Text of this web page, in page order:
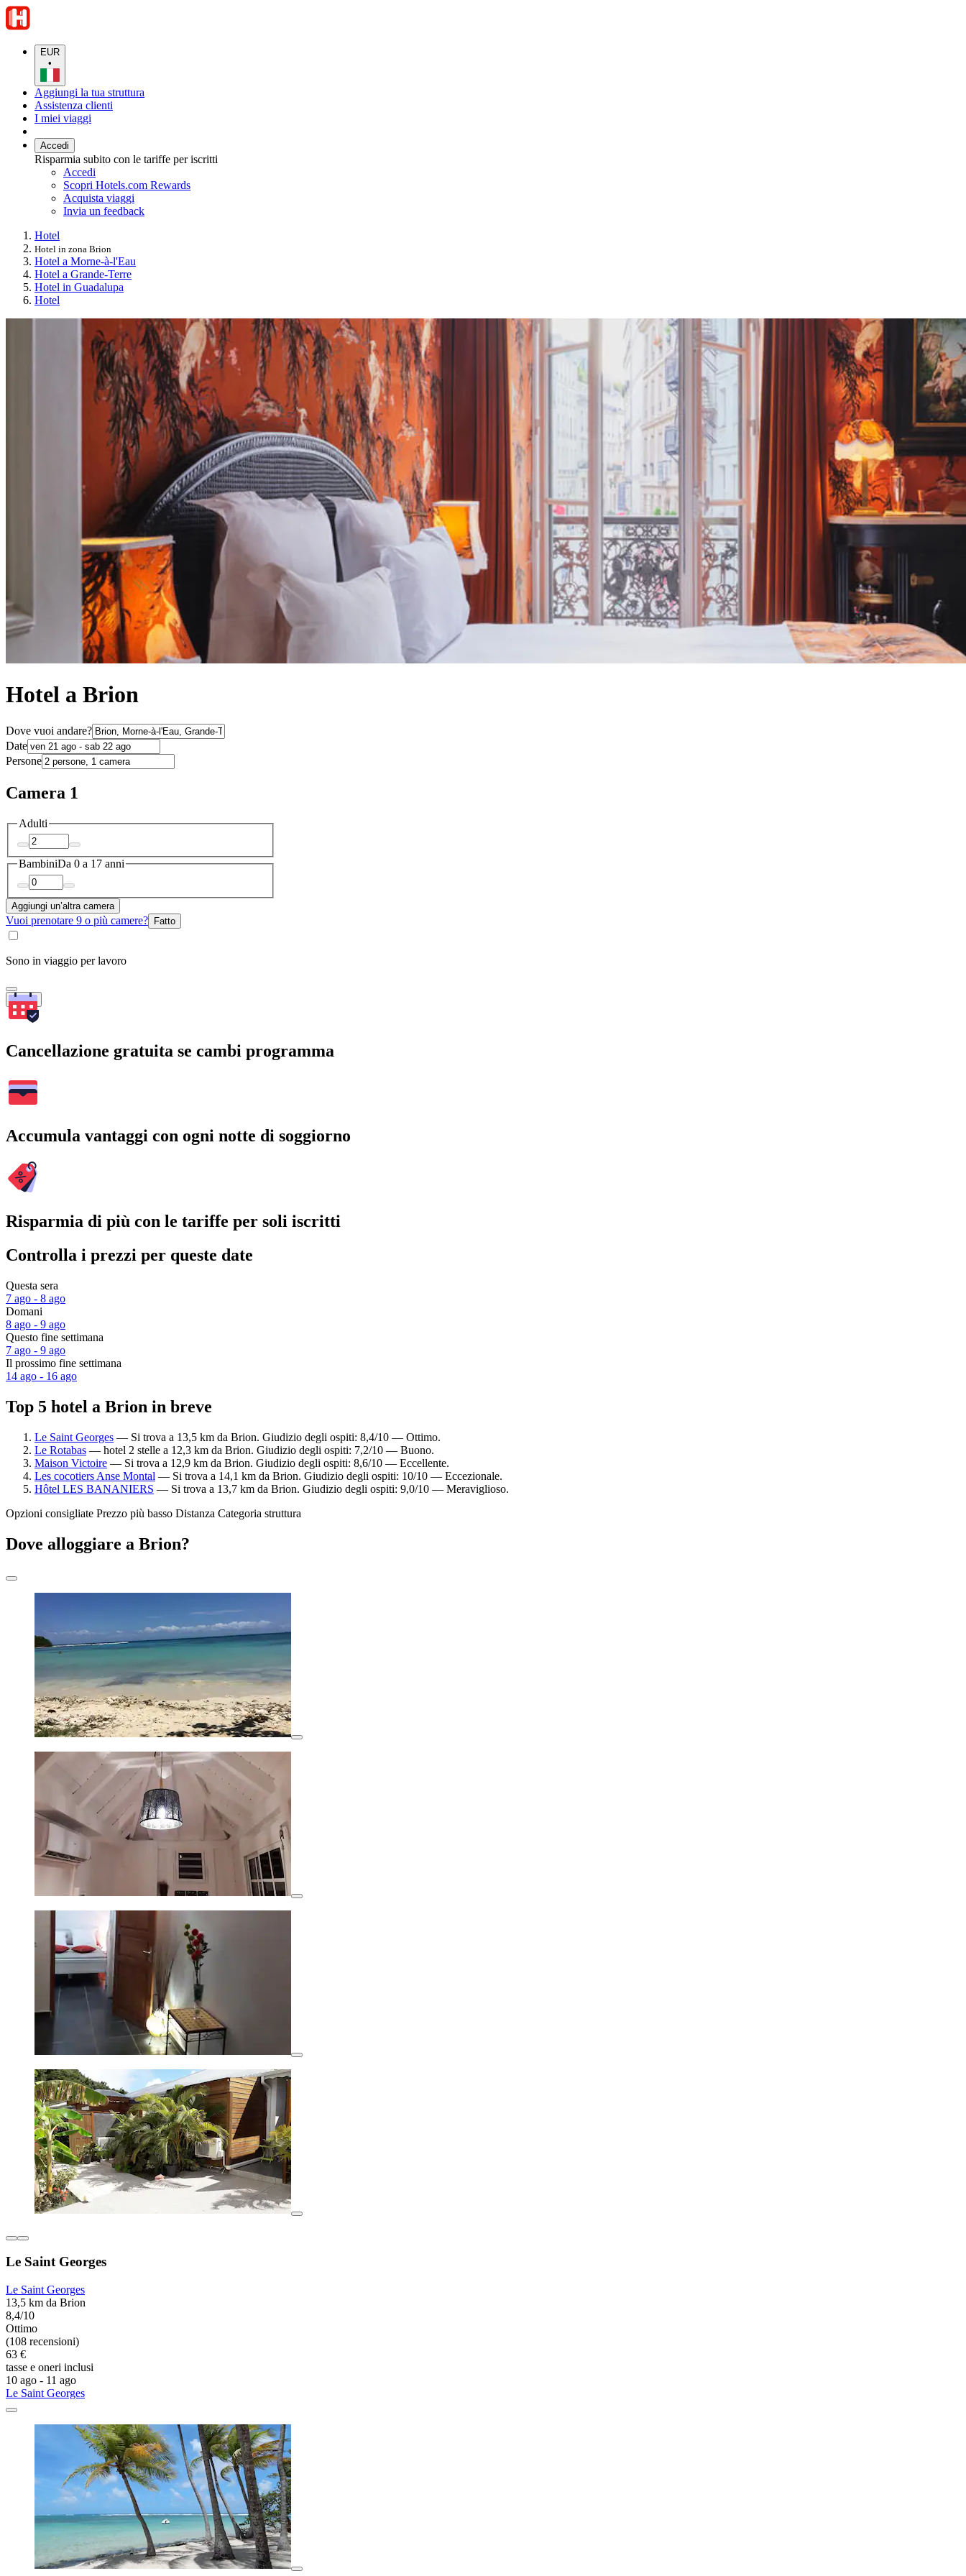
EUR
•
Aggiungi la tua struttura
Assistenza clienti
I miei viaggi
Accedi
Risparmia subito con le tariffe per iscritti
Accedi
Scopri Hotels.com Rewards
Acquista viaggi
Invia un feedback
Hotel
Hotel in zona Brion
Hotel a Morne-à-l'Eau
Hotel a Grande-Terre
Hotel in Guadalupa
Hotel
Hotel a Brion
Dove vuoi andare?
Date
Persone
Camera 1
Adulti
BambiniDa 0 a 17 anni
Aggiungi un’altra camera
Vuoi prenotare 9 o più camere? Fatto
Sono in viaggio per lavoro
Cerca
Cancellazione gratuita se cambi programma
Accumula vantaggi con ogni notte di soggiorno
Risparmia di più con le tariffe per soli iscritti
Controlla i prezzi per queste date
Questa sera
7 ago - 8 ago
Domani
8 ago - 9 ago
Questo fine settimana
7 ago - 9 ago
Il prossimo fine settimana
14 ago - 16 ago
Top 5 hotel a Brion in breve
Le Saint Georges — Si trova a 13,5 km da Brion. Giudizio degli ospiti: 8,4/10 — Ottimo.
Le Rotabas — hotel 2 stelle a 12,3 km da Brion. Giudizio degli ospiti: 7,2/10 — Buono.
Maison Victoire — Si trova a 12,9 km da Brion. Giudizio degli ospiti: 8,6/10 — Eccellente.
Les cocotiers Anse Montal — Si trova a 14,1 km da Brion. Giudizio degli ospiti: 10/10 — Eccezionale.
Hôtel LES BANANIERS — Si trova a 13,7 km da Brion. Giudizio degli ospiti: 9,0/10 — Meraviglioso.
Opzioni consigliate Prezzo più basso Distanza Categoria struttura
Dove alloggiare a Brion?
Le Saint Georges
Le Saint Georges
13,5 km da Brion
8,4/10
Ottimo
(108 recensioni)
63 €
tasse e oneri inclusi
10 ago - 11 ago
Le Saint Georges